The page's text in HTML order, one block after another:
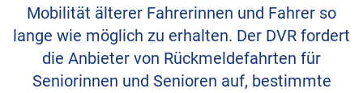
Mobilität älterer Fahrerinnen und Fahrer so
lange wie möglich zu erhalten. Der DVR fordert
die Anbieter von Rückmeldefahrten für
Seniorinnen und Senioren auf, bestimmte